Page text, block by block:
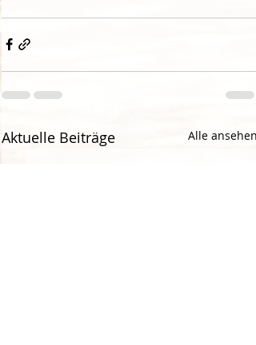
Aktuelle Beiträge Alle ansehen